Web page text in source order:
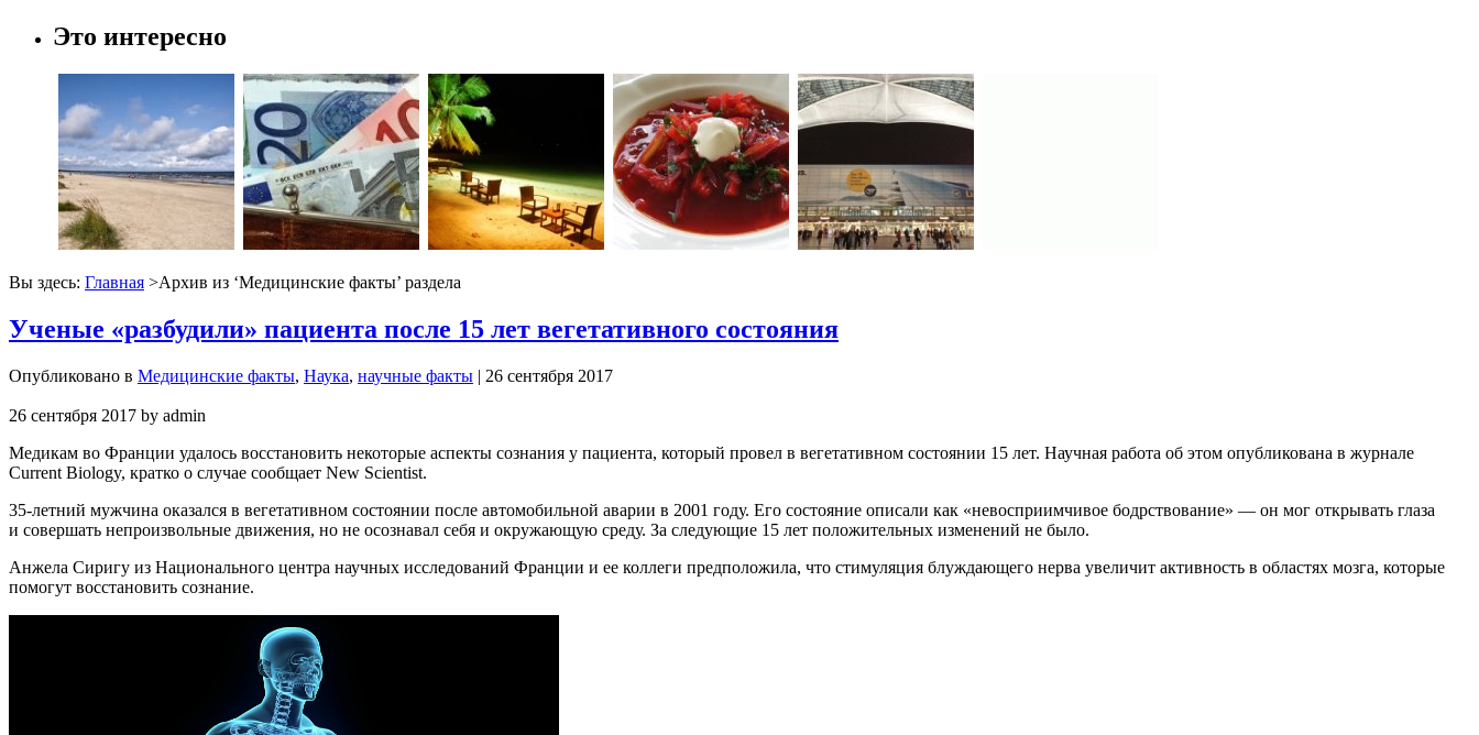
Это интересно
Вы здесь: Главная >Архив из ‘Медицинские факты’ раздела
Ученые «разбудили» пациента после 15 лет вегетативного состояния
Опубликовано в Медицинские факты, Наука, научные факты | 26 сентября 2017
26 сентября 2017 by admin
Медикам во Франции удалось восстановить некоторые аспекты сознания у пациента, который провел в вегетативном состоянии 15 лет. Научная работа об этом опубликована в журнале
Current Biology, кратко о случае сообщает New Scientist.
35-летний мужчина оказался в вегетативном состоянии после автомобильной аварии в 2001 году. Его состояние описали как «невосприимчивое бодрствование» — он мог открывать глаза
и совершать непроизвольные движения, но не осознавал себя и окружающую среду. За следующие 15 лет положительных изменений не было.
Анжела Сиригу из Национального центра научных исследований Франции и ее коллеги предположила, что стимуляция блуждающего нерва увеличит активность в областях мозга, которые
помогут восстановить сознание.